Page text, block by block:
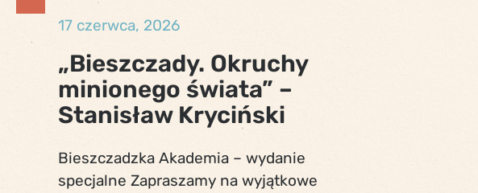
17 czerwca, 2026
„Bieszczady. Okruchy
minionego świata” –
Stanisław Kryciński
Bieszczadzka Akademia – wydanie
specjalne Zapraszamy na wyjątkowe